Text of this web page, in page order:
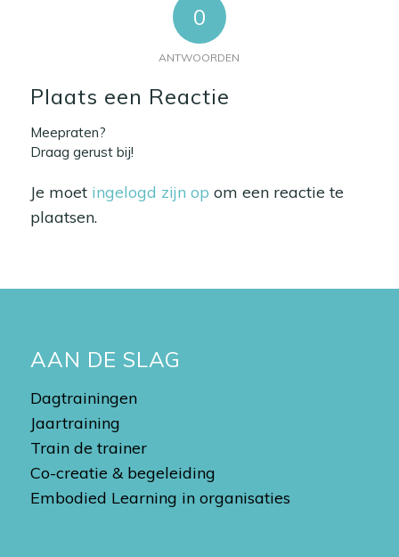
0
ANTWOORDEN
Plaats een Reactie
Meepraten?
Draag gerust bij!
Je moet ingelogd zijn op om een reactie te
plaatsen.
AAN DE SLAG
Dagtrainingen
Jaartraining
Train de trainer
Co-creatie & begeleiding
Embodied Learning in organisaties